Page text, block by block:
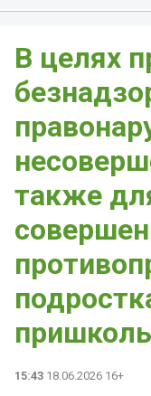
В целях
также
15:43 18.06.2026 16+